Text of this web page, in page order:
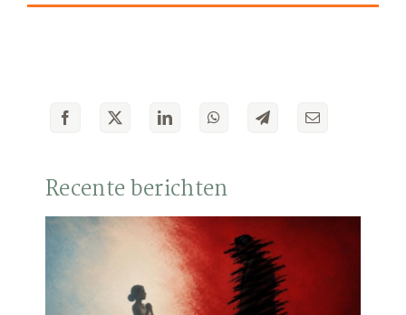
Recente berichten